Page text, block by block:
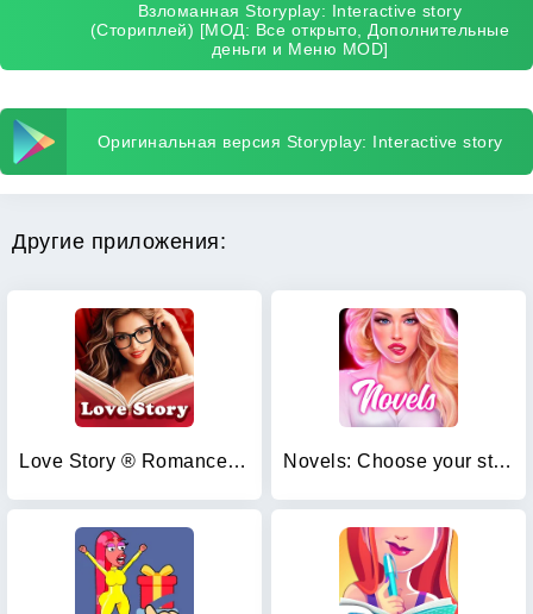
Взломанная Storyplay: Interactive story
(Сториплей) [МОД: Все открыто, Дополнительные
деньги и Меню MOD]
Оригинальная версия Storyplay: Interactive story
Другие приложения:
Love Story ® Romance Games Novels: Choose your story